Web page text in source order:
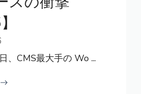
、CMS最大手の Wo ...